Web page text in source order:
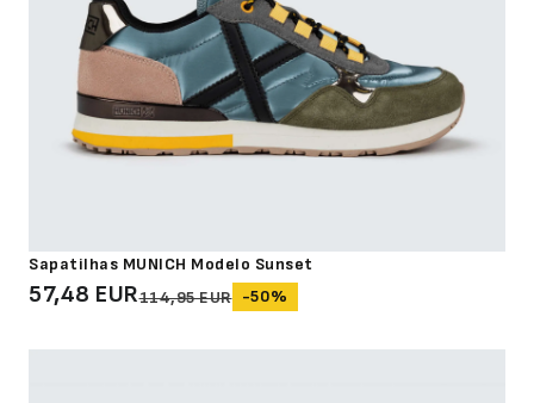
Sapatilhas MUNICH Modelo Sunset
57,48 EUR114,95 EUR -50%